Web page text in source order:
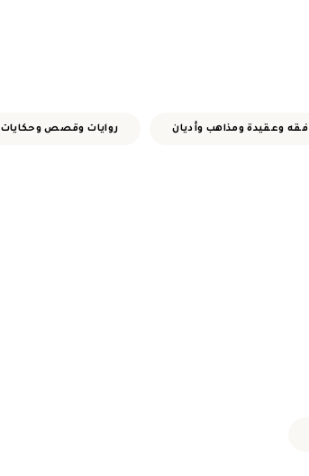
فقه وعقيدة ومذاهب وأديان روايات وقصص وحكايات